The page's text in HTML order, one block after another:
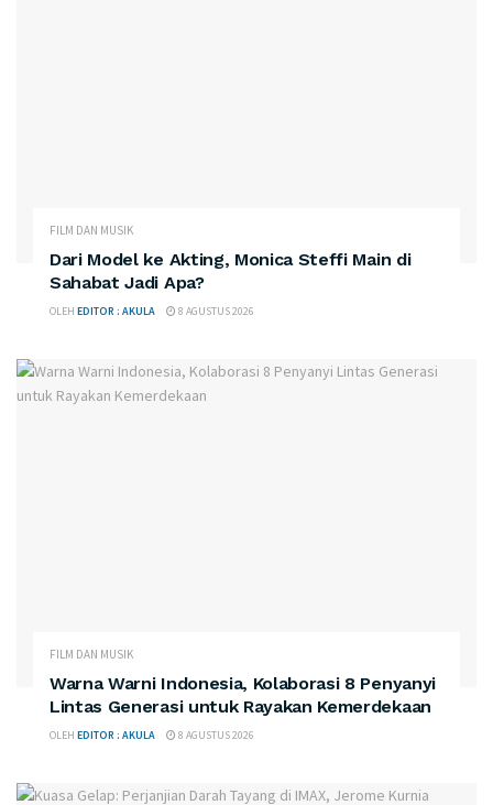
FILM DAN MUSIK
Dari Model ke Akting, Monica Steffi Main di
Sahabat Jadi Apa?
OLEH EDITOR : AKULA 8 AGUSTUS 2026
FILM DAN MUSIK
Warna Warni Indonesia, Kolaborasi 8 Penyanyi
Lintas Generasi untuk Rayakan Kemerdekaan
OLEH EDITOR : AKULA 8 AGUSTUS 2026